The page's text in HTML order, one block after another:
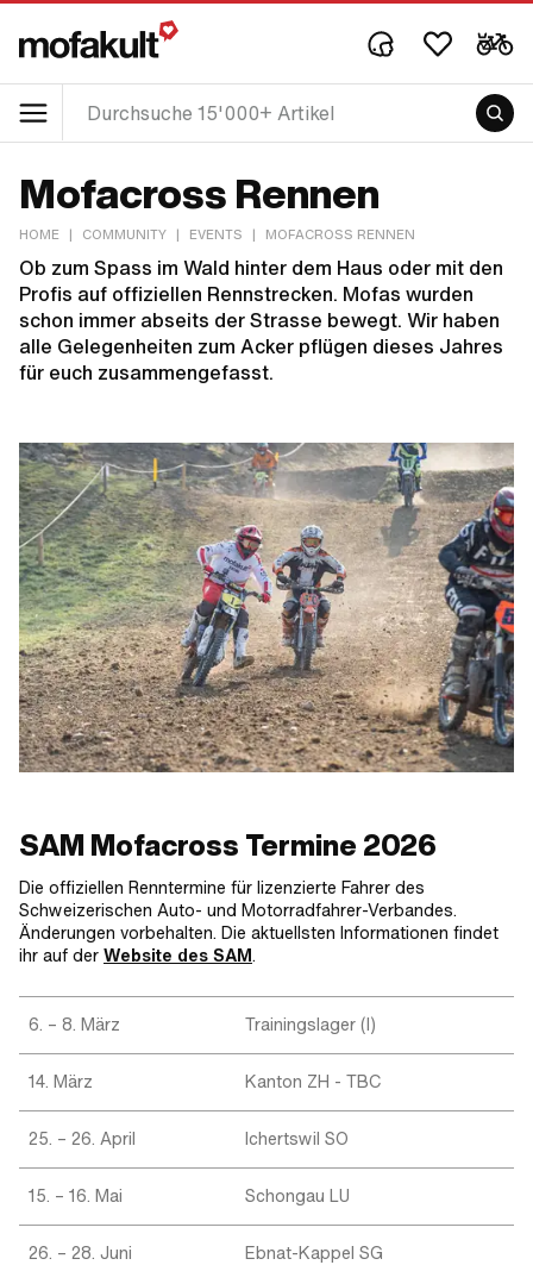
Mofacross Rennen
HOME | COMMUNITY | EVENTS | MOFACROSS RENNEN
Ob zum Spass im Wald hinter dem Haus oder mit den
Profis auf offiziellen Rennstrecken. Mofas wurden
schon immer abseits der Strasse bewegt. Wir haben
alle Gelegenheiten zum Acker pflügen dieses Jahres
für euch zusammengefasst.
SAM Mofacross Termine 2026
Die offiziellen Renntermine für lizenzierte Fahrer des
Schweizerischen Auto- und Motorradfahrer-Verbandes.
Änderungen vorbehalten. Die aktuellsten Informationen findet
ihr auf der Website des SAM.
6. – 8. März Trainingslager (I)
14. März Kanton ZH - TBC
25. – 26. April Ichertswil SO
15. – 16. Mai Schongau LU
26. – 28. Juni Ebnat-Kappel SG